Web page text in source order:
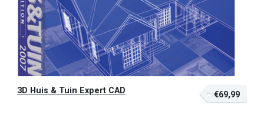
3D Huis & Tuin Expert CAD €69,99